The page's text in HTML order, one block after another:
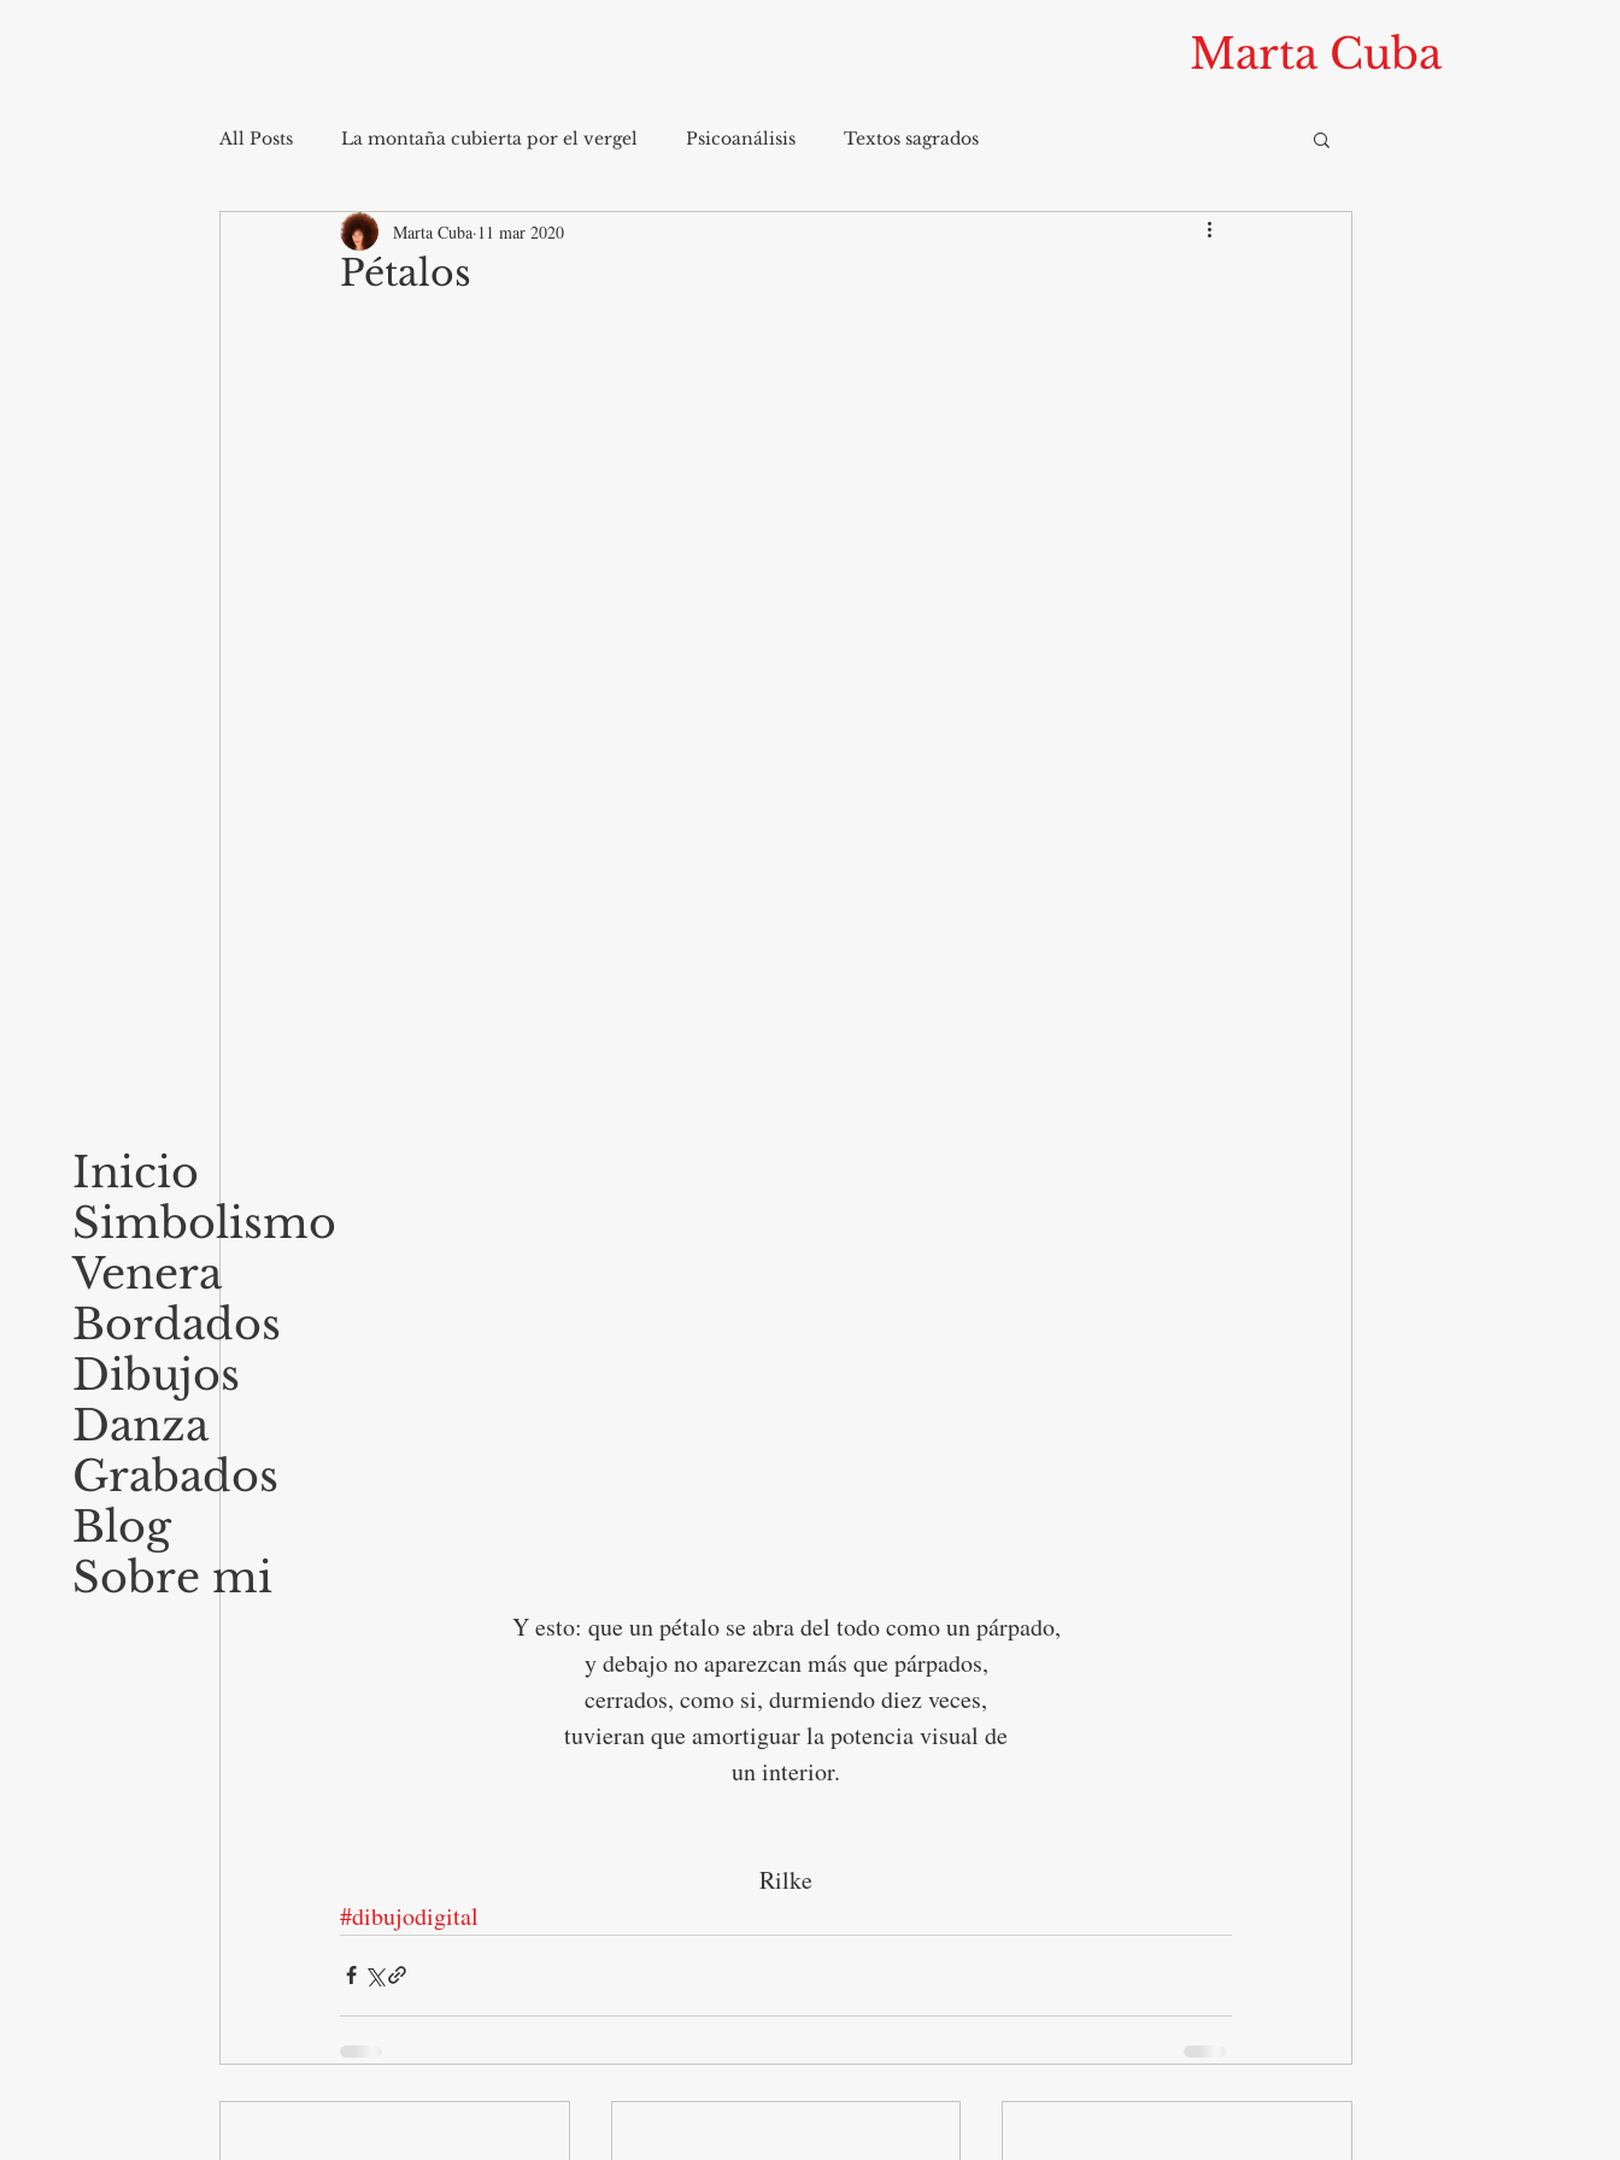
Marta Cuba
Inicio
Simbolismo
Venera
Bordados
Dibujos
Danza
Grabados
Blog
Sobre mi
All Posts La montaña cubierta por el vergel Psicoanálisis Textos sagrados
Pétalos
Marta Cuba 11 mar 2020
Y esto: que un pétalo se abra del todo como un párpado,
y debajo no aparezcan más que párpados,
cerrados, como si, durmiendo diez veces,
tuvieran que amortiguar la potencia visual de
un interior.
Rilke
#dibujodigital